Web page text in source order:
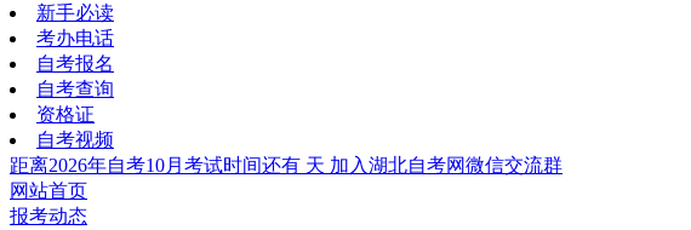
新手必读
考办电话
自考报名
自考查询
资格证
自考视频
距离2026年自考10月考试时间还有 天 加入湖北自考网微信交流群
网站首页
报考动态